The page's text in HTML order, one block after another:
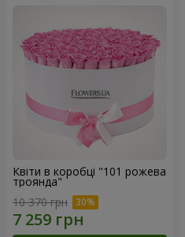
Квіти в коробці "101 рожева
троянда"
10 370 грн